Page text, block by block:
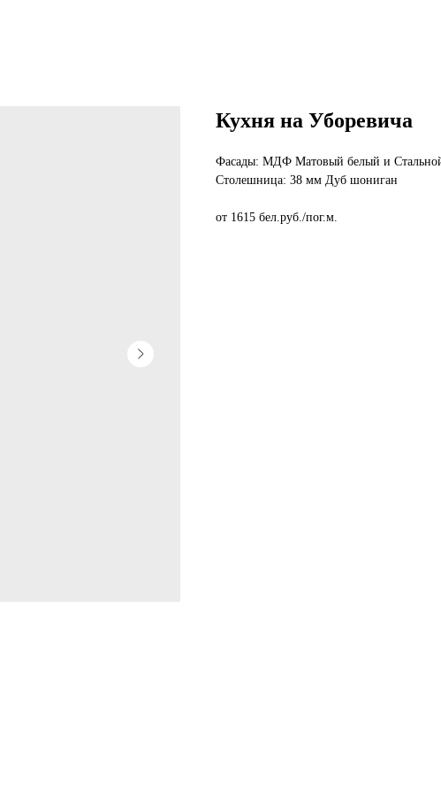
Кухня на Уборевича
Фасады: МДФ Матовый белый и
Столешница: 38 мм Дуб шониган
от 1615 бел.руб./пог.м.